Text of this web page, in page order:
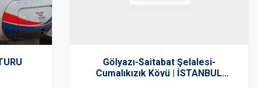
Gölyazı-Saitabat Şelalesi-
Cumalıkızık Köyü | İSTANBUL